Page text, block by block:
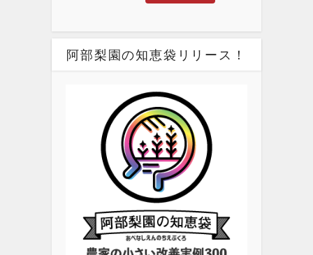
阿部梨園の知恵袋リリース！